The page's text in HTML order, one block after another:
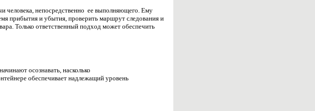
человека, непосредственно ее выполняющего. Ему
прибытия и убытия, проверить маршрут следования и
Только ответственный подход может обеспечить
осознавать, насколько
обеспечивает надлежащий уровень